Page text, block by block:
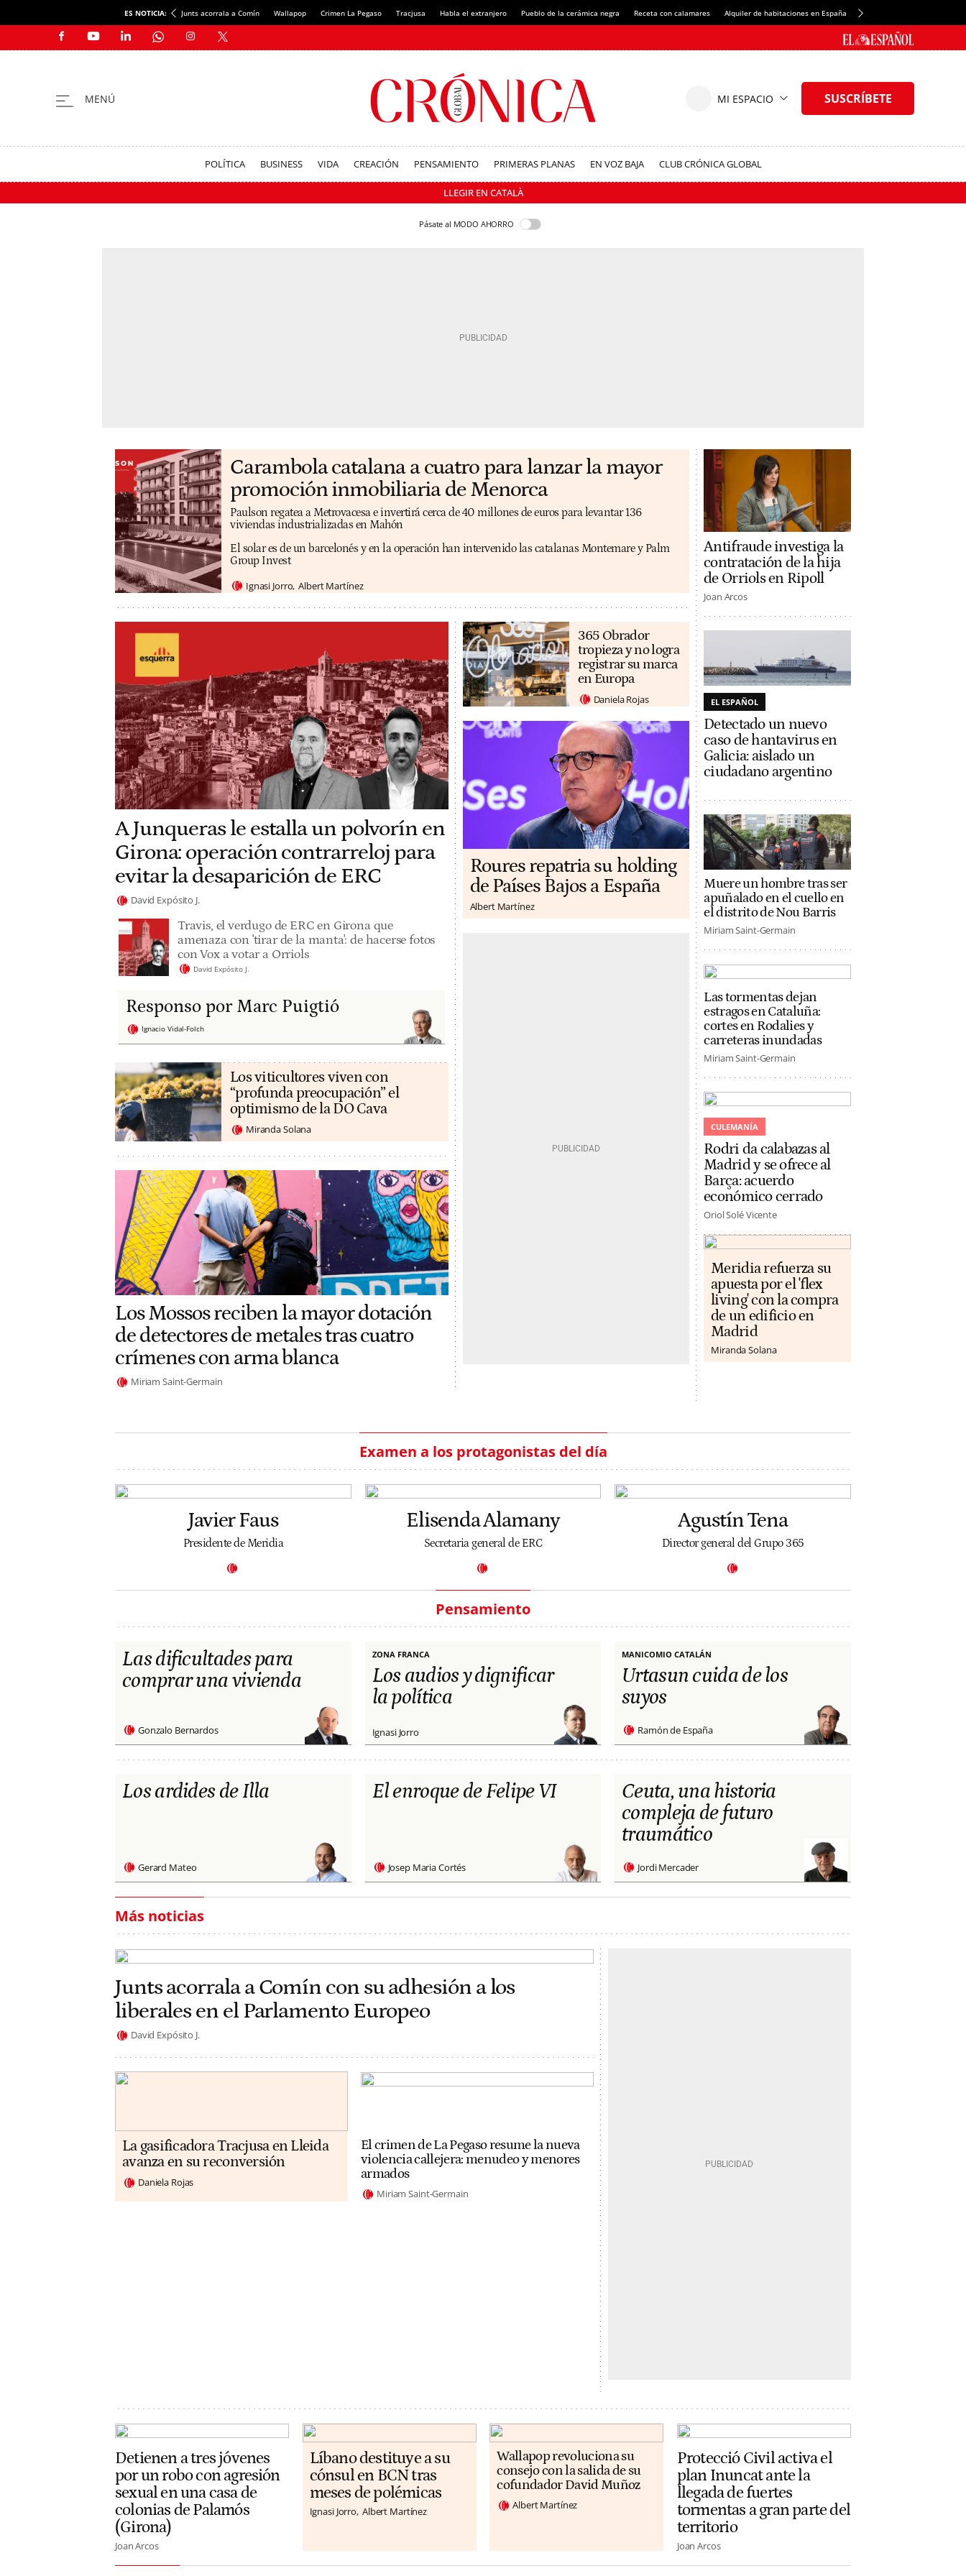
ES NOTICIA: Junts acorrala a Comín Wallapop Crimen La Pegaso Tracjusa Habla el extranjero Pueblo de la cerámica negra Receta con calamares Alquiler de habitaciones en España Crédito del Spotify Camp Nou
POLÍTICA BUSINESS VIDA CREACIÓN PENSAMIENTO PRIMERAS PLANAS EN VOZ BAJA CLUB CRÓNICA GLOBAL
LLEGIR EN CATALÀ
Pásate al MODO AHORRO
Carambola catalana a cuatro para lanzar la mayor
promoción inmobiliaria de Menorca
Paulson regatea a Metrovacesa e invertirá cerca de 40 millones de euros para levantar 136
viviendas industrializadas en Mahón
El solar es de un barcelonés y en la operación han intervenido las catalanas Montemare y Palm
Group Invest
Ignasi Jorro Albert Martínez
A Junqueras le estalla un polvorín en
Girona: operación contrarreloj para
evitar la desaparición de ERC
David Expósito J.
Travis, el verdugo de ERC en Girona que
amenaza con 'tirar de la manta': de hacerse fotos
con Vox a votar a Orriols
David Expósito J.
Responso por Marc Puigtió
Ignacio Vidal-Folch
Los viticultores viven con
“profunda preocupación” el
optimismo de la DO Cava
Miranda Solana
Los Mossos reciben la mayor dotación
de detectores de metales tras cuatro
crímenes con arma blanca
Miriam Saint-Germain
365 Obrador
tropieza y no logra
registrar su marca
en Europa
Daniela Rojas
Roures repatria su holding
de Países Bajos a España
Albert Martínez
Antifraude investiga la
contratación de la hija
de Orriols en Ripoll
Joan Arcos
EL ESPAÑOL
Detectado un nuevo
caso de hantavirus en
Galicia: aislado un
ciudadano argentino
Muere un hombre tras ser
apuñalado en el cuello en
el distrito de Nou Barris
Miriam Saint-Germain
Las tormentas dejan
estragos en Cataluña:
cortes en Rodalies y
carreteras inundadas
Miriam Saint-Germain
CULEMANÍA
Rodri da calabazas al
Madrid y se ofrece al
Barça: acuerdo
económico cerrado
Oriol Solé Vicente
Meridia refuerza su
apuesta por el 'flex
living' con la compra
de un edificio en
Madrid
Miranda Solana
Examen a los protagonistas del día
Javier Faus
Presidente de Meridia
Elisenda Alamany
Secretaria general de ERC
Agustín Tena
Director general del Grupo 365
Pensamiento
Las dificultades para
comprar una vivienda
Gonzalo Bernardos
ZONA FRANCA
Los audios y dignificar
la política
Ignasi Jorro
MANICOMIO CATALÁN
Urtasun cuida de los
suyos
Ramón de España
Los ardides de Illa
Gerard Mateo
El enroque de Felipe VI
Josep Maria Cortés
Ceuta, una historia
compleja de futuro
traumático
Jordi Mercader
Más noticias
Junts acorrala a Comín con su adhesión a los
liberales en el Parlamento Europeo
David Expósito J.
La gasificadora Tracjusa en Lleida
avanza en su reconversión
Daniela Rojas
El crimen de La Pegaso resume la nueva
violencia callejera: menudeo y menores
armados
Miriam Saint-Germain
Detienen a tres jóvenes
por un robo con agresión
sexual en una casa de
colonias de Palamós
(Girona)
Joan Arcos
Líbano destituye a su
cónsul en BCN tras
meses de polémicas
Ignasi Jorro Albert Martínez
Wallapop revoluciona su
consejo con la salida de su
cofundador David Muñoz
Albert Martínez
Protecció Civil activa el
plan Inuncat ante la
llegada de fuertes
tormentas a gran parte del
territorio
Joan Arcos